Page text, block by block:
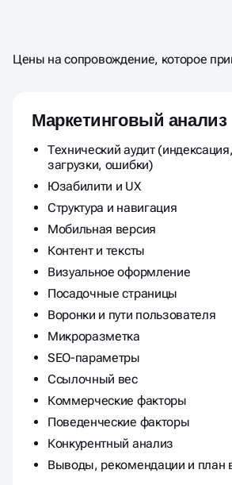
МАРКЕТИНГОВОГО
АУДИТА
Цены на сопровождение, которое
Маркетинговый анализ
Технический аудит
загрузки, ошибки)
Юзабилити и UX
Структура и навигация
Мобильная версия
Контент и тексты
Визуальное оформление
Посадочные страницы
Воронки и пути пользователя
Микроразметка
SEO-параметры
Ссылочный вес
Коммерческие факторы
Поведенческие факторы
Конкурентный анализ
Выводы, рекомендации и план